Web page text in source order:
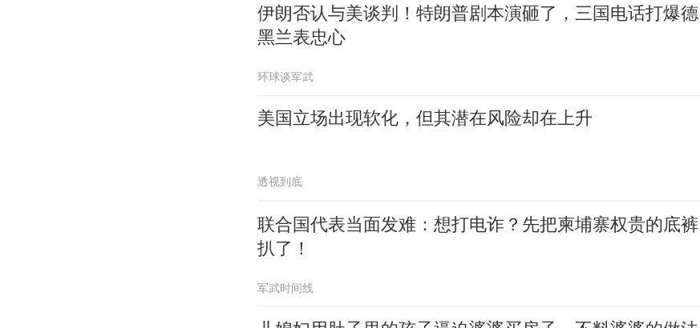
伊朗否认与美谈判！特朗普剧本演砸了，三国电话打爆德
黑兰表忠心
环球谈军武
美国立场出现软化，但其潜在风险却在上升
透视到底
联合国代表当面发难：想打电诈？先把柬埔寨权贵的底裤
扒了！
军武时间线